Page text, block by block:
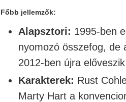
Főbb jellemzők:
Alapsztori: 1995-ben
nyomozó összefog, de
2012-ben újra
Karakterek: Rust
Marty Hart a